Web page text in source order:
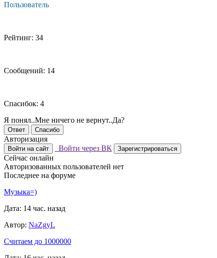
Пользователь
Рейтинг: 34
Сообщений: 14
Спасибок: 4
Я понял..Мне ничего не вернут..Да?
Ответ Спасибо
Авторизация
Войти на сайт Войти через ВК Зарегистрироваться
Сейчас онлайн
Авторизованных пользователей нет
Последнее на форуме
Музыка=)
Дата: 14 час. назад
Автор: NaZgyL
Считаем до 1000000